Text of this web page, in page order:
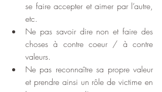
se faire accepter et aimer par l’autre,
etc.
Ne pas savoir dire non et faire des
choses à contre coeur / à contre
valeurs.
Ne pas reconnaître sa propre valeur
et prendre ainsi un rôle de victime en